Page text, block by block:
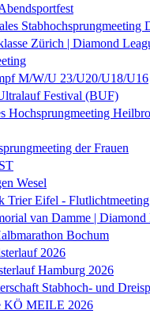
Stabhochsprungmeeting
Zürich | Diamond
M/W/U 23/U20/U18/U16
Festival (BUF)
Hochsprungmeeting
der Frauen
Wesel
Trier Eifel -
van Damme | Diamond
Bochum
2026
Hamburg 2026
Stabhoch- und
KÖ MEILE 2026